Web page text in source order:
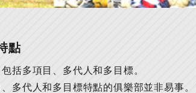
點
括多項目、多代人和多目標。
多代人和多目標特點的俱樂部並非易事